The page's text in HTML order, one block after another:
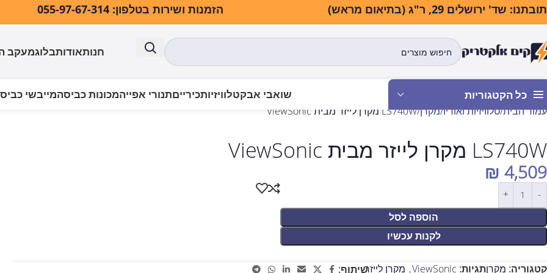
שד' ירושלים 29, ר"ג (בתיאום מראש) הזמנות ושירות בטלפון: 055-97-67-314
חנותאודותבלוגמעקב
כל הקטגוריות שואבי אבקטלוויזיותכירייםתנורי אפייהמכונות כביסהמייבשי
עמוד הבית טלוויזיות ואודיו מקרן LS740W מקרן לייזר מבית ViewSonic
LS740W מקרן לייזר מבית ViewSonic
₪ 4,509
הוספה לסל
לקנות עכשיו
קטגוריה: מקרןתגיות: ViewSonic
, מקרן לייזרשיתוף: